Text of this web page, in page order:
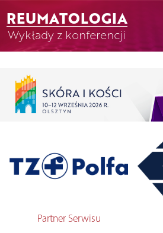
REUMATOLOGIA
Wykłady z konferencji
Partner Serwisu